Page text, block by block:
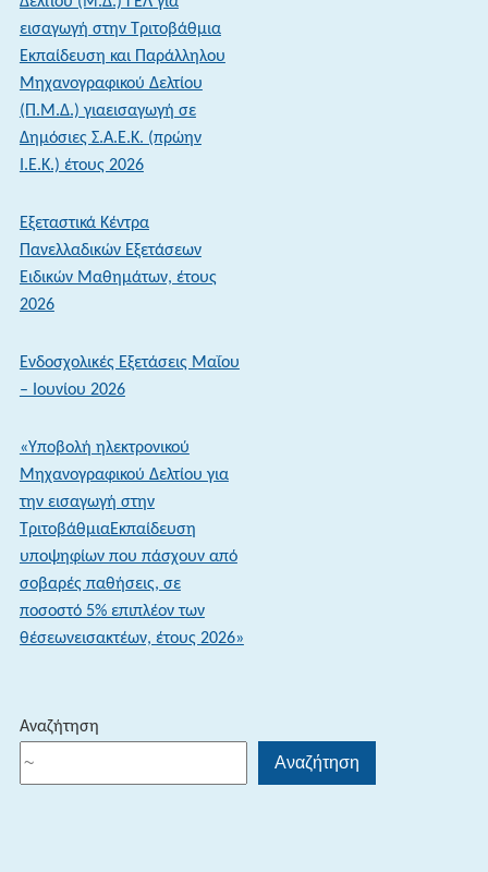
εισαγωγή στην Τριτοβάθμια
Εκπαίδευση και Παράλληλου
Μηχανογραφικού Δελτίου
(Π.Μ.Δ.) γιαεισαγωγή σε
Δημόσιες Σ.Α.Ε.Κ. (πρώην
Ι.Ε.Κ.) έτους 2026
Εξεταστικά Κέντρα
Πανελλαδικών Εξετάσεων
Ειδικών Μαθημάτων, έτους
2026
Ενδοσχολικές Εξετάσεις Μαΐου
– Ιουνίου 2026
«Υποβολή ηλεκτρονικού
Μηχανογραφικού Δελτίου για
την εισαγωγή στην
ΤριτοβάθμιαΕκπαίδευση
υποψηφίων που πάσχουν από
σοβαρές παθήσεις, σε
ποσοστό 5% επιπλέον των
θέσεωνεισακτέων, έτους 2026»
Αναζήτηση
Αναζήτηση